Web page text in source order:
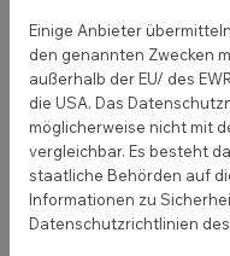
Einige Anbieter
den genannten Zwecken
außerhalb der EU/ des
die USA. Das
möglicherweise nicht mit
vergleichbar. Es besteht
staatliche Behörden auf
Informationen zu
Datenschutzrichtlinien